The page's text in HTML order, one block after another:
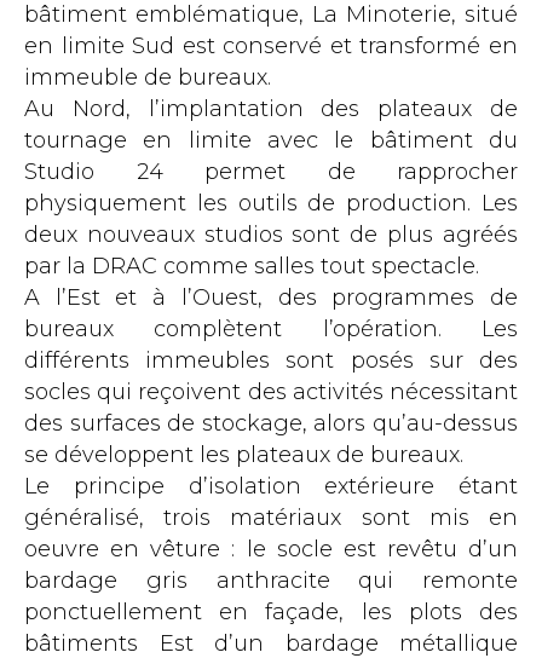
bâtiment emblématique, La Minoterie, situé
en limite Sud est conservé et transformé en
immeuble de bureaux.
Au Nord, l’implantation des plateaux de
tournage en limite avec le bâtiment du
Studio 24 permet de rapprocher
physiquement les outils de production. Les
deux nouveaux studios sont de plus agréés
par la DRAC comme salles tout spectacle.
A l’Est et à l’Ouest, des programmes de
bureaux complètent l’opération. Les
différents immeubles sont posés sur des
socles qui reçoivent des activités nécessitant
des surfaces de stockage, alors qu’au-dessus
se développent les plateaux de bureaux.
Le principe d’isolation extérieure étant
généralisé, trois matériaux sont mis en
oeuvre en vêture : le socle est revêtu d’un
bardage gris anthracite qui remonte
ponctuellement en façade, les plots des
bâtiments Est d’un bardage métallique